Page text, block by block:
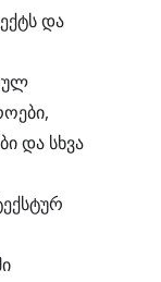
და
და სხვა